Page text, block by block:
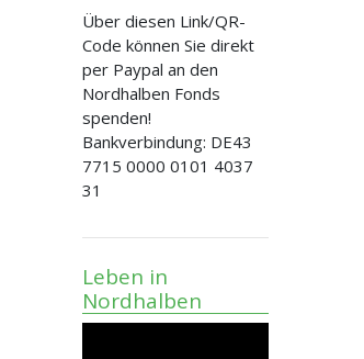
Über diesen Link/QR-
Code können Sie direkt
per Paypal an den
Nordhalben Fonds
spenden!
Bankverbindung: DE43
7715 0000 0101 4037
31
Leben in
Nordhalben